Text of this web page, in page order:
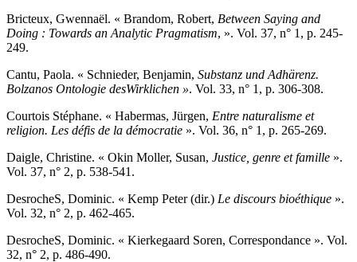
Bricteux, Gwennaël. « Brandom, Robert, Between Saying and
Doing : Towards an Analytic Pragmatism, ». Vol. 37, n° 1, p. 245-
249.
Cantu, Paola. « Schnieder, Benjamin, Substanz und Adhärenz.
Bolzanos Ontologie desWirklichen ». Vol. 33, n° 1, p. 306-308.
Courtois Stéphane. « Habermas, Jürgen, Entre naturalisme et
religion. Les défis de la démocratie ». Vol. 36, n° 1, p. 265-269.
Daigle, Christine. « Okin Moller, Susan, Justice, genre et famille ».
Vol. 37, n° 2, p. 538-541.
DesrocheS, Dominic. « Kemp Peter (dir.) Le discours bioéthique ».
Vol. 32, n° 2, p. 462-465.
DesrocheS, Dominic. « Kierkegaard Soren, Correspondance ». Vol.
32, n° 2, p. 486-490.